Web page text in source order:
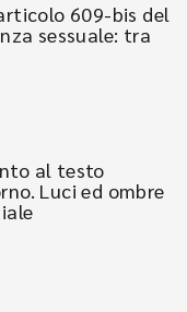
609-bis del
sessuale: tra
al testo
Luci ed ombre